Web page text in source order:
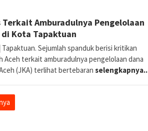
Amburadulnya Pengelolaan
Kota Tapaktuan
Sejumlah spanduk berisi kritikan
Aceh terkait amburadulnya pengelolaan dana
(JKA) terlihat bertebaran selengkapnya..